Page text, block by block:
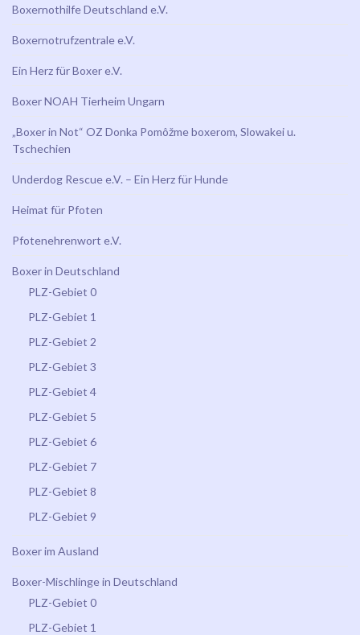
Boxernothilfe Deutschland e.V.
Boxernotrufzentrale e.V.
Ein Herz für Boxer e.V.
Boxer NOAH Tierheim Ungarn
„Boxer in Not“ OZ Donka Pomôžme boxerom, Slowakei u.
Tschechien
Underdog Rescue e.V. – Ein Herz für Hunde
Heimat für Pfoten
Pfotenehrenwort e.V.
Boxer in Deutschland
PLZ-Gebiet 0
PLZ-Gebiet 1
PLZ-Gebiet 2
PLZ-Gebiet 3
PLZ-Gebiet 4
PLZ-Gebiet 5
PLZ-Gebiet 6
PLZ-Gebiet 7
PLZ-Gebiet 8
PLZ-Gebiet 9
Boxer im Ausland
Boxer-Mischlinge in Deutschland
PLZ-Gebiet 0
PLZ-Gebiet 1